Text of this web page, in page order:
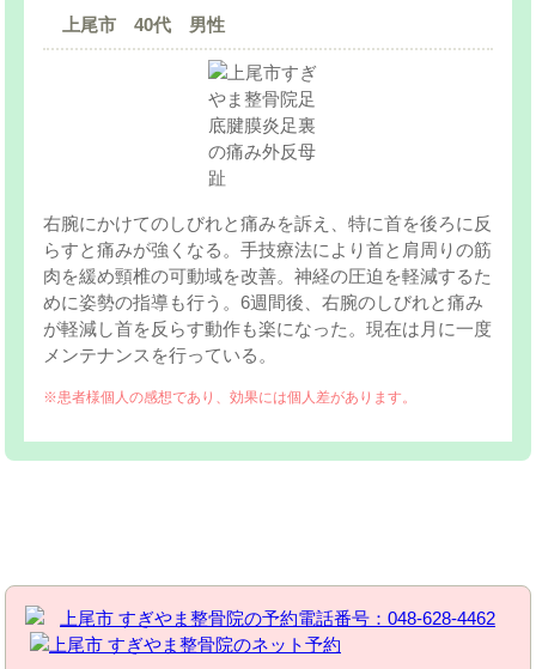
上尾市 40代 男性
右腕にかけてのしびれと痛みを訴え、特に首を後ろに反
らすと痛みが強くなる。手技療法により首と肩周りの筋
肉を緩め頸椎の可動域を改善。神経の圧迫を軽減するた
めに姿勢の指導も行う。6週間後、右腕のしびれと痛み
が軽減し首を反らす動作も楽になった。現在は月に一度
メンテナンスを行っている。
※患者様個人の感想であり、効果には個人差があります。